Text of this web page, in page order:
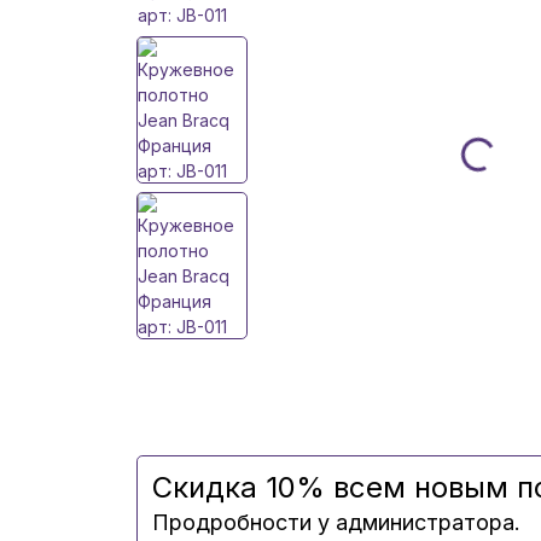
Скидка 10% всем новым
Продробности у администратора.